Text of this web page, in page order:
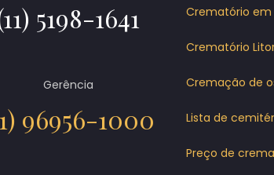
5198-1641
Gerência
96956-1000
Crematório em
Crematório
Cremação de
Lista de
Preço de